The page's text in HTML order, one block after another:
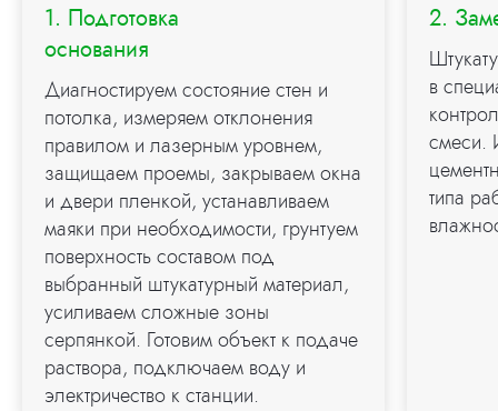
1. Подготовка
основания
Диагностируем состояние стен и
потолка, измеряем отклонения
правилом и лазерным уровнем,
защищаем проемы, закрываем окна
и двери пленкой, устанавливаем
маяки при необходимости, грунтуем
поверхность составом под
выбранный штукатурный материал,
усиливаем сложные зоны
серпянкой. Готовим объект к подаче
раствора, подключаем воду и
электричество к станции.
2.
в
смеси.
типа